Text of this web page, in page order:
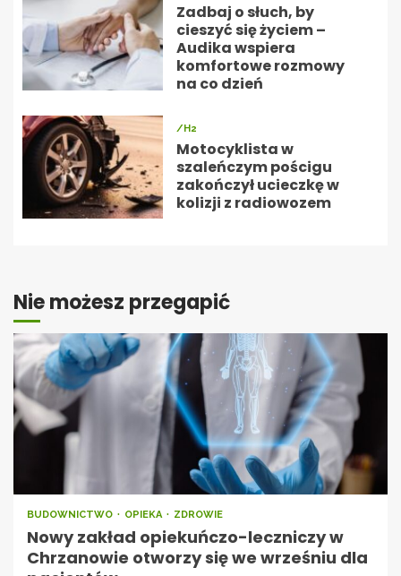
Zadbaj o słuch, by
cieszyć się życiem –
Audika wspiera
komfortowe rozmowy
na co dzień
/H2
Motocyklista w
szaleńczym pościgu
zakończył ucieczkę w
kolizji z radiowozem
Nie możesz przegapić
BUDOWNICTWO OPIEKA ZDROWIE
Nowy zakład opiekuńczo-leczniczy w
Chrzanowie otworzy się we wrześniu dla